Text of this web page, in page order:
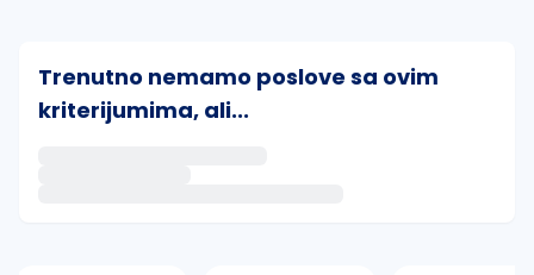
Trenutno nemamo poslove sa ovim
kriterijumima, ali...